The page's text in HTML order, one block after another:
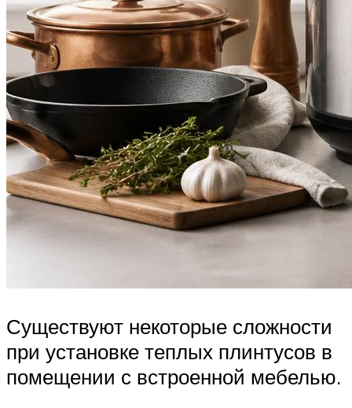
Существуют некоторые сложности
при установке теплых плинтусов в
помещении с встроенной мебелью.